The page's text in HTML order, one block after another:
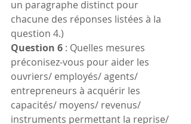
un paragraphe distinct pour
chacune des réponses listées à la
question 4.)
Question 6 : Quelles mesures
préconisez-vous pour aider les
ouvriers/ employés/ agents/
entrepreneurs à acquérir les
capacités/ moyens/ revenus/
instruments permettant la reprise/